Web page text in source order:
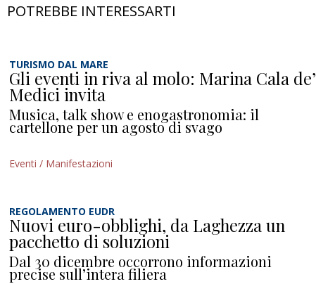
POTREBBE INTERESSARTI
TURISMO DAL MARE
Gli eventi in riva al molo: Marina Cala de’
Medici invita
Musica, talk show e enogastronomia: il
cartellone per un agosto di svago
Eventi / Manifestazioni
REGOLAMENTO EUDR
Nuovi euro-obblighi, da Laghezza un
pacchetto di soluzioni
Dal 30 dicembre occorrono informazioni
precise sull’intera filiera